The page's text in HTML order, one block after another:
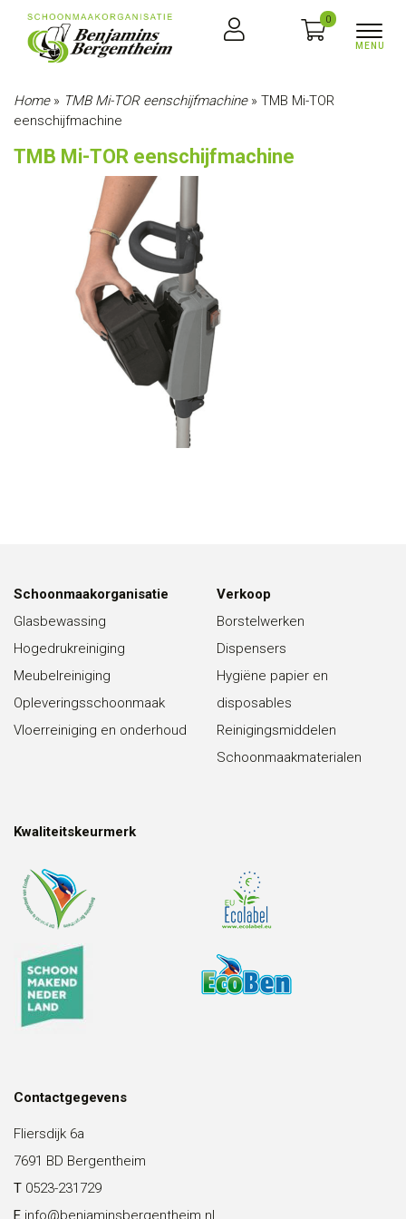
0
Home» TMB Mi-TOR eenschijfmachine» TMB Mi-TOR
eenschijfmachine
TMB Mi-TOR eenschijfmachine
Schoonmaakorganisatie
Glasbewassing
Hogedrukreiniging
Meubelreiniging
Opleveringsschoonmaak
Vloerreiniging en onderhoud
Verkoop
Borstelwerken
Dispensers
Hygiëne papier en
disposables
Reinigingsmiddelen
Schoonmaakmaterialen
Kwaliteitskeurmerk
Contactgegevens
Fliersdijk 6a
7691 BD Bergentheim
T 0523-231729
E info@benjaminsbergentheim.nl